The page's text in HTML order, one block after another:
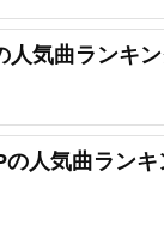
気曲ランキン
人気曲ランキ